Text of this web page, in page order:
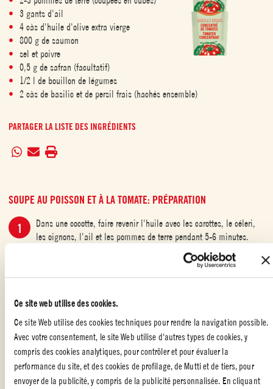
Ce site web utilise des cookies.
Ce site Web utilise des cookies techniques pour rendre la navigation possible.
Avec votre consentement, le site Web utilise d'autres types de cookies, y
compris des cookies analytiques, pour contrôler et pour évaluer la
performance du site, et des cookies de profilage, de Mutti et de tiers, pour
envoyer de la publicité, y compris de la publicité personnalisée. En cliquant
3 gants d'ail
4 càs d'huile d'olive extra vierge
800 g de saumon
sel et poivre
0,5 g de safran (facultatif)
1/2 l de bouillon de légumes
2 càs de basilic et de persil frais (hachés ensemble)
PARTAGER LA LISTE DES INGRÉDIENTS
SOUPE AU POISSON ET À LA TOMATE: PRÉPARATION
Dans une cocotte, faire revenir l'huile avec les carottes, le céleri,
les oignons, l'ail et les pommes de terre pendant 5-6 minutes.
Ajouter ensuite la Polpa, le double concentré de tomates et le
Ajouter le saumon coupé en gros morceaux. Laisser bouillir
safran).
Saupoudrer la soupe de persil et de basilic et servir avec du pain
grillé.